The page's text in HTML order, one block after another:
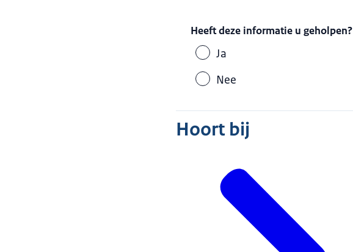
Heeft deze informatie u geholpen?
Ja
Nee
Hoort bij